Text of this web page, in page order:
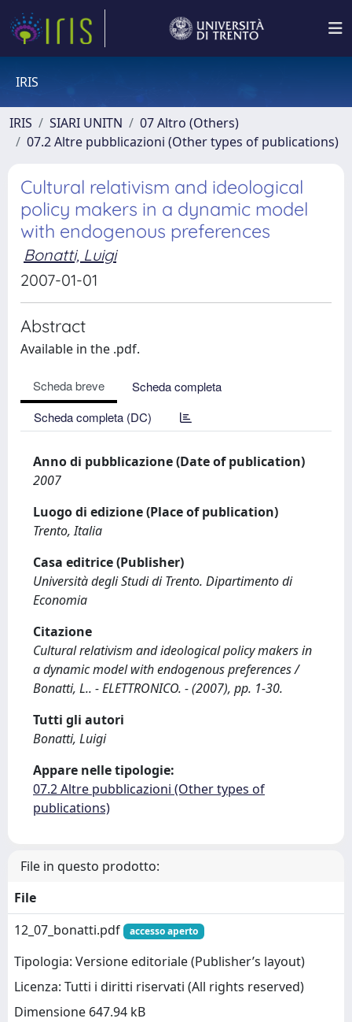
IRIS
IRIS SIARI UNITN
07 Altro (Others)
07.2 Altre pubblicazioni (Other types of publications)
Cultural relativism and ideological
policy makers in a dynamic model
with endogenous preferences
Bonatti, Luigi
2007-01-01
Abstract
Available in the .pdf.
Scheda breve
Scheda completa
Scheda completa (DC)
Anno di pubblicazione (Date of publication)
2007
Luogo di edizione (Place of publication)
Trento, Italia
Casa editrice (Publisher)
Università degli Studi di Trento. Dipartimento di
Economia
Citazione
Cultural relativism and ideological policy makers in
a dynamic model with endogenous preferences /
Bonatti, L.. - ELETTRONICO. - (2007), pp. 1-30.
Tutti gli autori
Bonatti, Luigi
Appare nelle tipologie:
07.2 Altre pubblicazioni (Other types of
publications)
File in questo prodotto:
File
12_07_bonatti.pdf
accesso aperto
Tipologia: Versione editoriale (Publisher’s layout)
Licenza: Tutti i diritti riservati (All rights reserved)
Dimensione 647.94 kB